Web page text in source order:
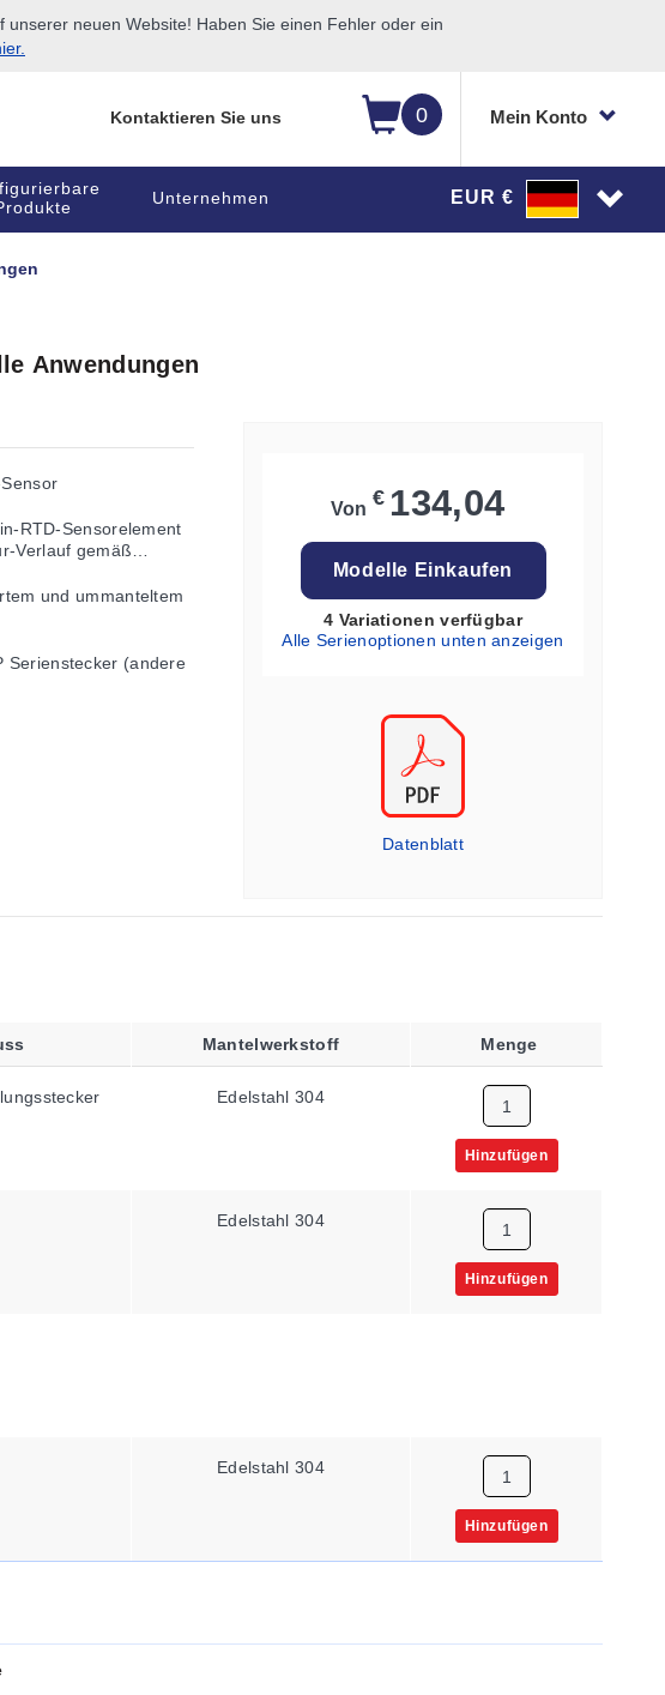
unserer neuen Website! Haben Sie einen Fehler oder ein
0 Mein Konto
Kontaktieren Sie uns
Unternehmen EUR €
Anwendungen
RTD-Sensorelement
Verlauf gemäß
und ummanteltem
Serienstecker (andere
Von € 134,04
Modelle Einkaufen
4 Variationen verfügbar
Alle Serienoptionen unten anzeigen
Datenblatt
Mantelwerkstoff Menge
Edelstahl 304
Hinzufügen
Edelstahl 304
Hinzufügen
Edelstahl 304
Hinzufügen